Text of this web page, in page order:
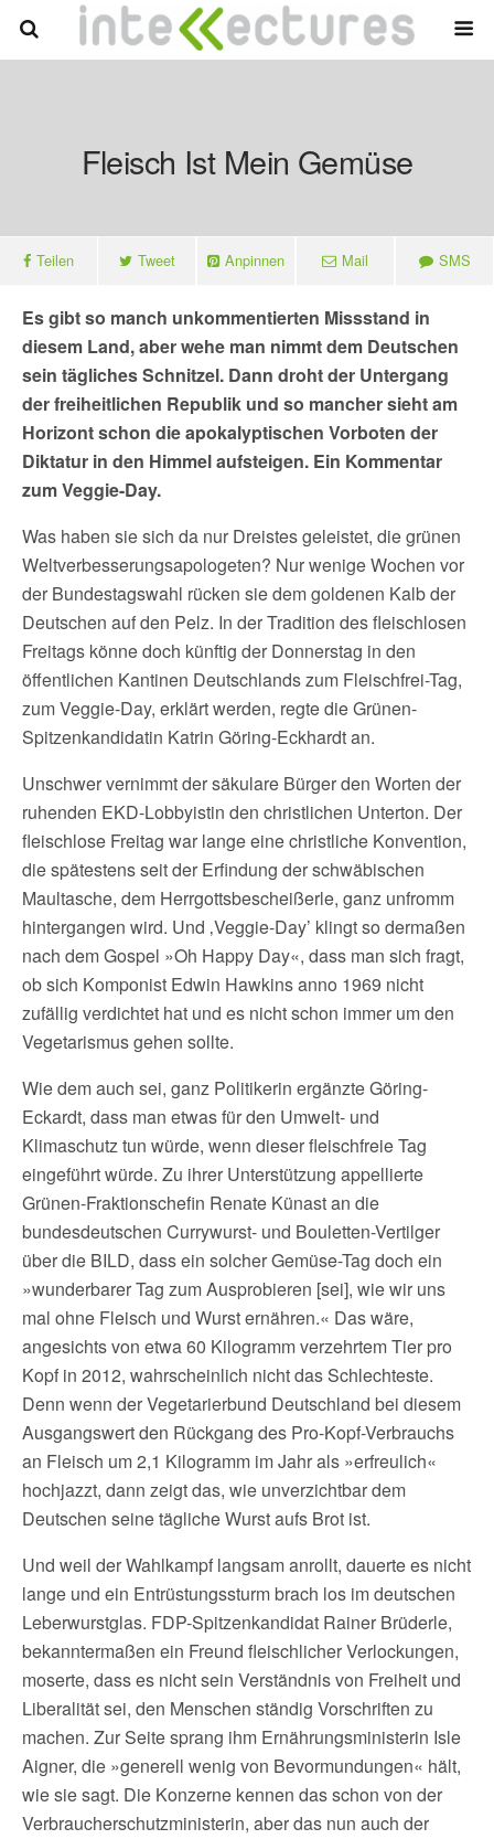
Fleisch Ist Mein Gemüse
Teilen Tweet Anpinnen Mail SMS
Es gibt so manch unkommentierten Missstand in
diesem Land, aber wehe man nimmt dem Deutschen
sein tägliches Schnitzel. Dann droht der Untergang
der freiheitlichen Republik und so mancher sieht am
Horizont schon die apokalyptischen Vorboten der
Diktatur in den Himmel aufsteigen. Ein Kommentar
zum Veggie-Day.
Was haben sie sich da nur Dreistes geleistet, die grünen
Weltverbesserungsapologeten? Nur wenige Wochen vor
der Bundestagswahl rücken sie dem goldenen Kalb der
Deutschen auf den Pelz. In der Tradition des fleischlosen
Freitags könne doch künftig der Donnerstag in den
öffentlichen Kantinen Deutschlands zum Fleischfrei-Tag,
zum Veggie-Day, erklärt werden, regte die Grünen-
Spitzenkandidatin Katrin Göring-Eckhardt an.
Unschwer vernimmt der säkulare Bürger den Worten der
ruhenden EKD-Lobbyistin den christlichen Unterton. Der
fleischlose Freitag war lange eine christliche Konvention,
die spätestens seit der Erfindung der schwäbischen
Maultasche, dem Herrgottsbescheißerle, ganz unfromm
hintergangen wird. Und ‚Veggie-Day’ klingt so dermaßen
nach dem Gospel »Oh Happy Day«, dass man sich fragt,
ob sich Komponist Edwin Hawkins anno 1969 nicht
zufällig verdichtet hat und es nicht schon immer um den
Vegetarismus gehen sollte.
Wie dem auch sei, ganz Politikerin ergänzte Göring-
Eckardt, dass man etwas für den Umwelt- und
Klimaschutz tun würde, wenn dieser fleischfreie Tag
eingeführt würde. Zu ihrer Unterstützung appellierte
Grünen-Fraktionschefin Renate Künast an die
bundesdeutschen Currywurst- und Bouletten-Vertilger
über die BILD, dass ein solcher Gemüse-Tag doch ein
»wunderbarer Tag zum Ausprobieren [sei], wie wir uns
mal ohne Fleisch und Wurst ernähren.« Das wäre,
angesichts von etwa 60 Kilogramm verzehrtem Tier pro
Kopf in 2012, wahrscheinlich nicht das Schlechteste.
Denn wenn der Vegetarierbund Deutschland bei diesem
Ausgangswert den Rückgang des Pro-Kopf-Verbrauchs
an Fleisch um 2,1 Kilogramm im Jahr als »erfreulich«
hochjazzt, dann zeigt das, wie unverzichtbar dem
Deutschen seine tägliche Wurst aufs Brot ist.
Und weil der Wahlkampf langsam anrollt, dauerte es nicht
lange und ein Entrüstungssturm brach los im deutschen
Leberwurstglas. FDP-Spitzenkandidat Rainer Brüderle,
bekanntermaßen ein Freund fleischlicher Verlockungen,
moserte, dass es nicht sein Verständnis von Freiheit und
Liberalität sei, den Menschen ständig Vorschriften zu
machen. Zur Seite sprang ihm Ernährungsministerin Isle
Aigner, die »generell wenig von Bevormundungen« hält,
wie sie sagt. Die Konzerne kennen das schon von der
Verbraucherschutzministerin, aber das nun auch der